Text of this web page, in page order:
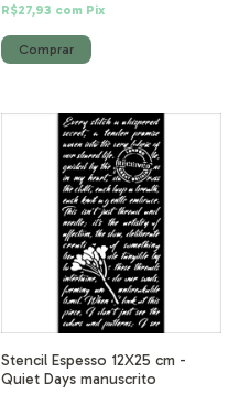
R$27,93 com Pix
Stencil Espesso 12X25 cm -
Quiet Days manuscrito